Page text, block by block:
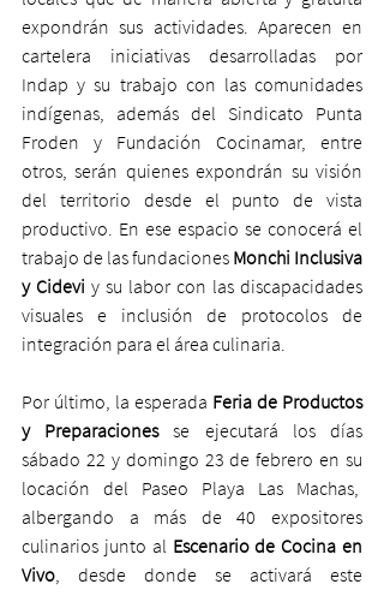
expondrán sus actividades. Aparecen en
cartelera iniciativas desarrolladas por
Indap y su trabajo con las comunidades
indígenas, además del Sindicato Punta
Froden y Fundación Cocinamar, entre
otros, serán quienes expondrán su visión
del territorio desde el punto de vista
productivo. En ese espacio se conocerá el
trabajo de las fundaciones Monchi Inclusiva
y Cidevi y su labor con las discapacidades
visuales e inclusión de protocolos de
integración para el área culinaria.
Por último, la esperada Feria de Productos
y Preparaciones se ejecutará los días
sábado 22 y domingo 23 de febrero en su
locación del Paseo Playa Las Machas,
albergando a más de 40 expositores
culinarios junto al Escenario de Cocina en
Vivo, desde donde se activará este